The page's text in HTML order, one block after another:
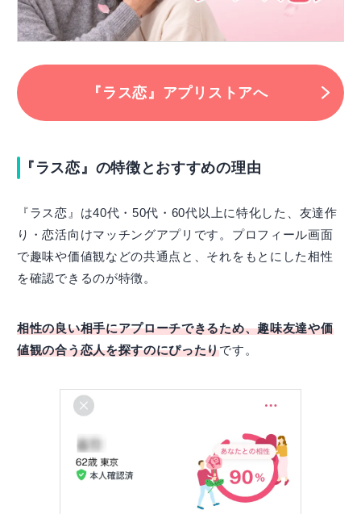
『ラス恋』アプリストアへ
『ラス恋』の特徴とおすすめの理由
『ラス恋』は40代・50代・60代以上に特化した、友達作
り・恋活向けマッチングアプリです。プロフィール画面
で趣味や価値観などの共通点と、それをもとにした相性
を確認できるのが特徴。
相性の良い相手にアプローチできるため、趣味友達や価
値観の合う恋人を探すのにぴったりです。